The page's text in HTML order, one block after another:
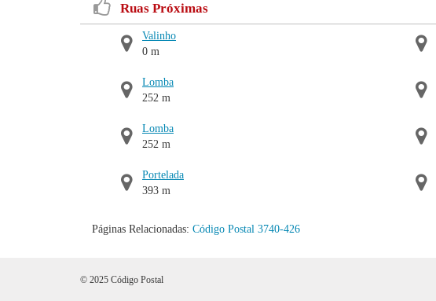
Ruas Próximas
Valinho
0 m
Lomba
252 m
Lomba
252 m
Portelada
393 m
Páginas Relacionadas: Código Postal 3740-426
© 2025 Código Postal